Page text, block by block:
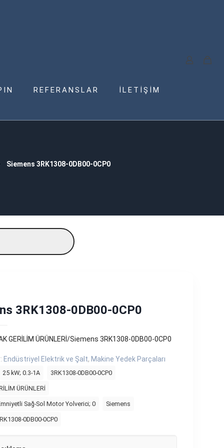
REFERANSLAR İLETİŞİM
Siemens 3RK1308-0DB00-0CP0
3RK1308-0DB00-0CP0
GERİLİM ÜRÜNLERİ/Siemens 3RK1308-0DB00-0CP0
Endüstriyel Elektrik ve Şalt, Makine Yedek Parçaları
25 kW; 0.3-1A 3RK1308-0DB00-0CP0
ÜRÜNLERİ
Sağ-Sol Motor Yolverici; 0 Siemens
0DB00-0CP0